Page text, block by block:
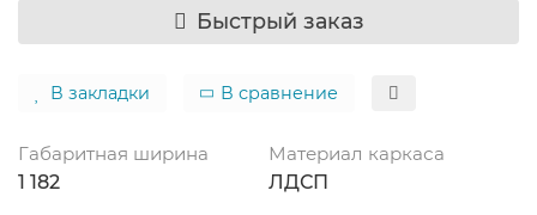
Быстрый заказ
В закладки В сравнение
Габаритная ширина
1 182
Материал каркаса
ЛДСП